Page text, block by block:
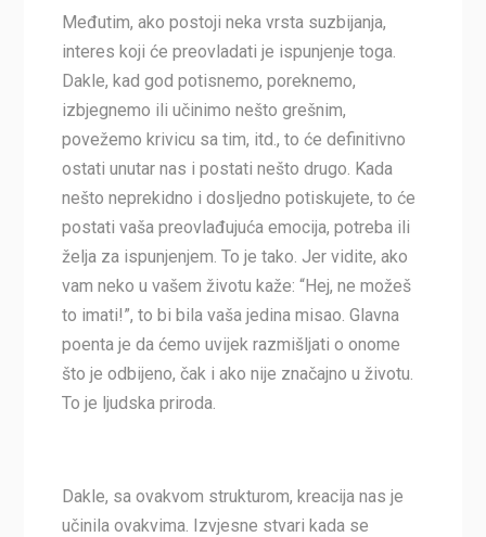
Međutim, ako postoji neka vrsta suzbijanja,
interes koji će preovladati je ispunjenje toga.
Dakle, kad god potisnemo, poreknemo,
izbjegnemo ili učinimo nešto grešnim,
povežemo krivicu sa tim, itd., to će definitivno
ostati unutar nas i postati nešto drugo. Kada
nešto neprekidno i dosljedno potiskujete, to će
postati vaša preovlađujuća emocija, potreba ili
želja za ispunjenjem. To je tako. Jer vidite, ako
vam neko u vašem životu kaže: “Hej, ne možeš
to imati!”, to bi bila vaša jedina misao. Glavna
poenta je da ćemo uvijek razmišljati o onome
što je odbijeno, čak i ako nije značajno u životu.
To je ljudska priroda.
Dakle, sa ovakvom strukturom, kreacija nas je
učinila ovakvima. Izvjesne stvari kada se